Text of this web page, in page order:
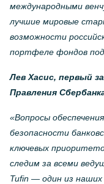
международными
лучшие мировые
возможности
портфеле фондов под
Лев Хасис, первый
Правления
«Вопросы
безопасности
ключевых
следим за всеми
Tufin — один из